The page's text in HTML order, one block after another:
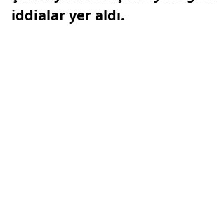
iddialar yer aldı.